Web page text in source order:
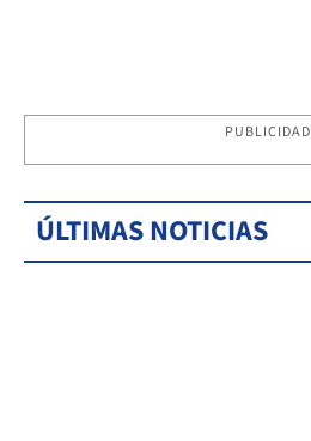
PUBLICIDAD
ÚLTIMAS NOTICIAS